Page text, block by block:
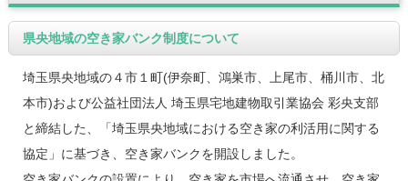
県央地域の空き家バンク制度について
埼玉県央地域の４市１町(伊奈町、鴻巣市、上尾市、桶川市、北
本市)および公益社団法人 埼玉県宅地建物取引業協会 彩央支部
と締結した、「埼玉県央地域における空き家の利活用に関する
協定」に基づき、空き家バンクを開設しました。